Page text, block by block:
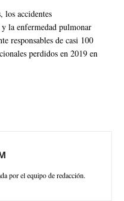
los accidentes
la enfermedad pulmonar
responsables de casi 100
perdidos en 2019 en
por el equipo de redacción.